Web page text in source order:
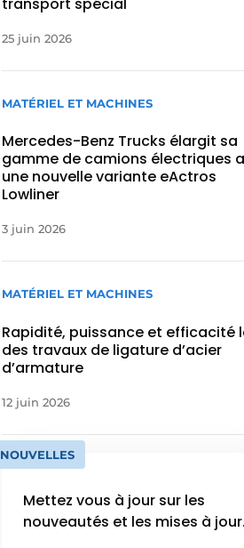
25 juin 2026
MATÉRIEL ET MACHINES
Mercedes-Benz Trucks élargit sa
gamme de camions électriques
une nouvelle variante eActros
Lowliner
3 juin 2026
MATÉRIEL ET MACHINES
Rapidité, puissance et efficacité
des travaux de ligature d’acier
d’armature
12 juin 2026
NOUVELLES
Mettez vous à jour sur les
nouveautés et les mises à jour.